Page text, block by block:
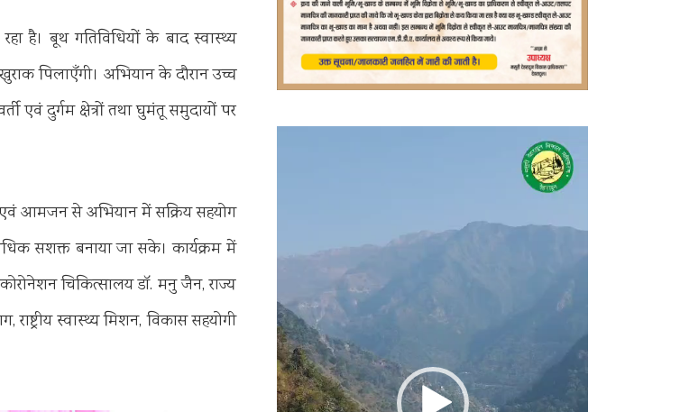
है। बूथ गतिविधियों के बाद स्वास्थ्य
पिलाएँगी। अभियान के दौरान उच्च
एवं दुर्गम क्षेत्रों तथा घुमंतू समुदायों पर
एवं आमजन से अभियान में सक्रिय सहयोग
सशक्त बनाया जा सके। कार्यक्रम में
चिकित्सालय डॉ. मनु जैन, राज्य
राष्ट्रीय स्वास्थ्य मिशन, विकास सहयोगी